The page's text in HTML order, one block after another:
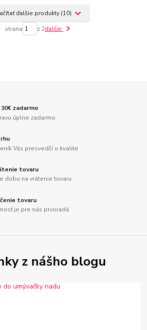
ďalšie produkty (10)
strana z 2ďalšie
zadarmo
úplne zadarmo
Vás presvedčí o kvalite
tovaru
dobu na vrátenie tovaru
tovaru
je pre nás prvoradá
z nášho blogu